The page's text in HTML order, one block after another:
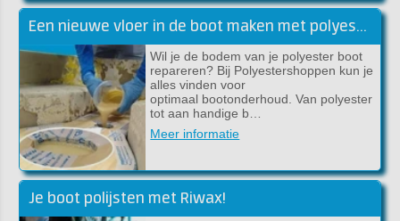
Een nieuwe vloer in de boot maken met polyester
Wil je de bodem van je polyester boot
repareren? Bij Polyestershoppen kun je
alles vinden voor
optimaal bootonderhoud. Van polyester
tot aan handige b…
Meer informatie
Je boot polijsten met Riwax!